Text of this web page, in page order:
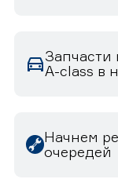
A-class в
Начнем
очередей